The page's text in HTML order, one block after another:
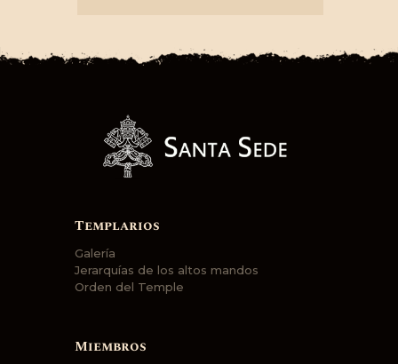
Templarios
Galería
Jerarquías de los altos mandos
Orden del Temple
Miembros